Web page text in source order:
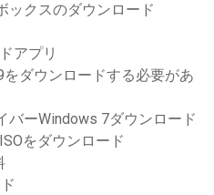
ックスのダウンロード
アプリ
ダウンロードする必要があ
バーWindows 7ダウンロード
をダウンロード